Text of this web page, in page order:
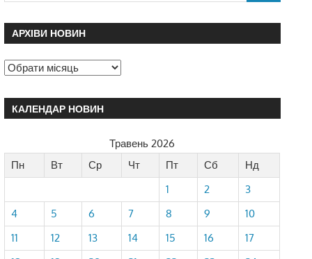
АРХІВИ НОВИН
КАЛЕНДАР НОВИН
Травень 2026
Пн
Вт Ср Чт Пт Сб
Нд
1
2
3
4
5 6 7 8 9
10
11
12 13 14 15 16
17